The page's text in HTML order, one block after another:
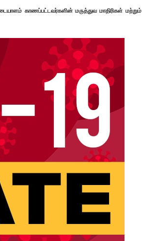
காணப்பட்டவர்களின் மருத்துவ மாதிரிகள் மற்றும்